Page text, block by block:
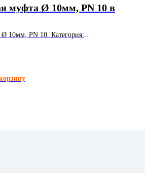
муфта Ø 10мм, PN 10 в
10мм, PN 10. Категория: